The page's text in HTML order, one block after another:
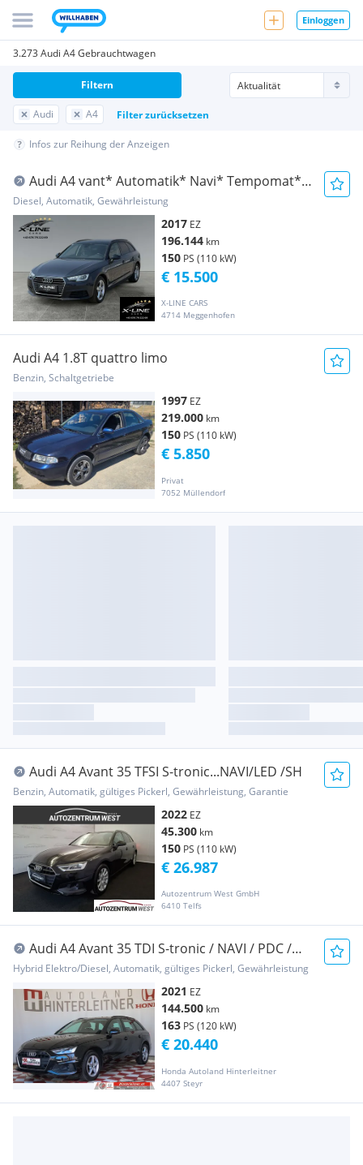
Einloggen
3.273 Audi A4 Gebrauchtwagen
Audi A4 Filter zurücksetzen
Filtern
Infos zur Reihung der Anzeigen
Audi A4 vant* Automatik* Navi* Tempomat*
Sitzheizung*
Diesel, Automatik, Gewährleistung
2017 EZ
196.144 km
150 PS (110 kW)
X-LINE CARS
4714 Meggenhofen
€ 15.500
Audi A4 1.8T quattro limo
Benzin, Schaltgetriebe
1997 EZ
219.000 km
150 PS (110 kW)
Privat
7052 Müllendorf
€ 5.850
Audi A4 Avant 35 TFSI S-tronic...NAVI/LED /SH
Benzin, Automatik, gültiges Pickerl, Gewährleistung, Garantie
2022 EZ
45.300 km
150 PS (110 kW)
Autozentrum West GmbH
6410 Telfs
€ 26.987
Audi A4 Avant 35 TDI S-tronic / NAVI / PDC /
LED
Hybrid Elektro/Diesel, Automatik, gültiges Pickerl, Gewährleistung
2021 EZ
144.500 km
163 PS (120 kW)
Honda Autoland Hinterleitner
4407 Steyr
€ 20.440